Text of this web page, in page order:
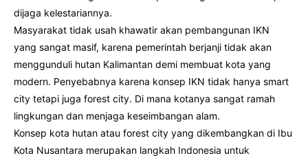
dijaga kelestariannya.
Masyarakat tidak usah khawatir akan pembangunan IKN
yang sangat masif, karena pemerintah berjanji tidak akan
menggunduli hutan Kalimantan demi membuat kota yang
modern. Penyebabnya karena konsep IKN tidak hanya smart
city tetapi juga forest city. Di mana kotanya sangat ramah
lingkungan dan menjaga keseimbangan alam.
Konsep kota hutan atau forest city yang dikembangkan di Ibu
Kota Nusantara merupakan langkah Indonesia untuk